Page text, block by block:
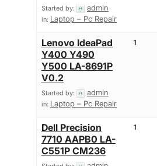
Started by: admin
in: Laptop – Pc Repair
Lenovo IdeaPad
Y400 Y490
Y500 LA-8691P
V0.2
Started by: admin
in: Laptop – Pc Repair
1
Dell Precision
7710 AAPB0 LA-
C551P CM236
1